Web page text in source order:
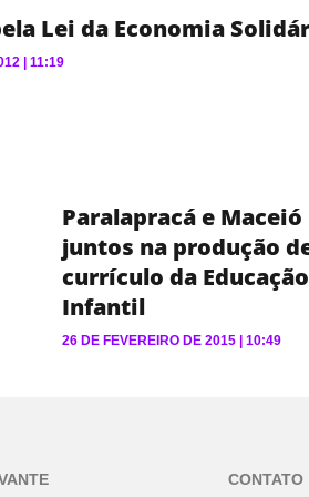
Lei da Economia
11:19
Paralapracá e Maceió
juntos na produção
currículo da Educação
Infantil
26 DE FEVEREIRO DE 2015 10:49
CONTATO